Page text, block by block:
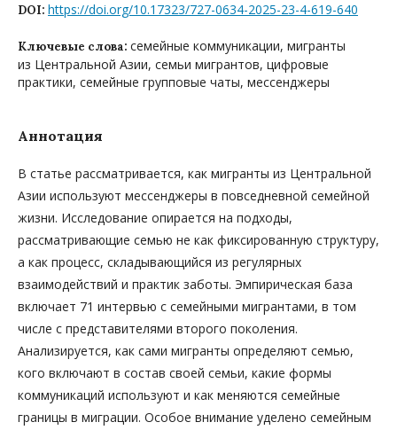
DOI: https://doi.org/10.17323/727-0634-2025-23-4-619-640
Ключевые слова: семейные коммуникации, мигранты
из Центральной Азии, семьи мигрантов, цифровые
практики, семейные групповые чаты, мессенджеры
Аннотация
В статье рассматривается, как мигранты из Центральной
Азии используют мессенджеры в повседневной семейной
жизни. Исследование опирается на подходы,
рассматривающие семью не как фиксированную структуру,
а как процесс, складывающийся из регулярных
взаимодействий и практик заботы. Эмпирическая база
включает 71 интервью с семейными мигрантами, в том
числе с представителями второго поколения.
Анализируется, как сами мигранты определяют семью,
кого включают в состав своей семьи, какие формы
коммуникаций используют и как меняются семейные
границы в миграции. Особое внимание уделено семейным